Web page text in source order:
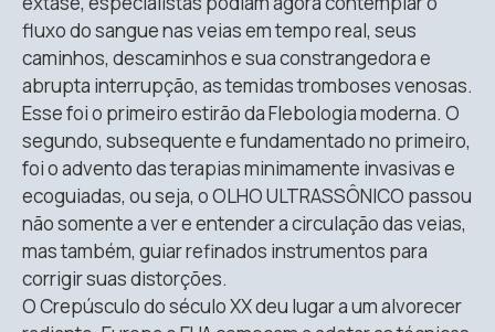
fluxo do sangue nas veias em tempo real, seus
caminhos, descaminhos e sua constrangedora e
abrupta interrupção, as temidas tromboses venosas.
Esse foi o primeiro estirão da Flebologia moderna. O
segundo, subsequente e fundamentado no primeiro,
foi o advento das terapias minimamente invasivas e
ecoguiadas, ou seja, o OLHO ULTRASSÔNICO passou
não somente a ver e entender a circulação das veias,
mas também, guiar refinados instrumentos para
corrigir suas distorções.
O Crepúsculo do século XX deu lugar a um alvorecer